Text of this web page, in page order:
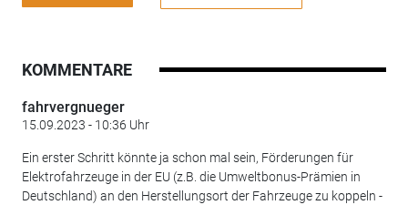
KOMMENTARE
fahrvergnueger
15.09.2023 - 10:36 Uhr
Ein erster Schritt könnte ja schon mal sein, Förderungen für
Elektrofahrzeuge in der EU (z.B. die Umweltbonus-Prämien in
Deutschland) an den Herstellungsort der Fahrzeuge zu koppeln -